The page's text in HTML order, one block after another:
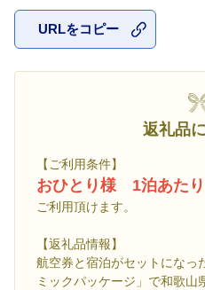
URLをコピー
返礼品
【ご利用条件】
おひとり様 1泊あた
ご利用頂けます。
【返礼品情報】
航空券と宿泊がセットになっ
ミックパッケージ」で和歌山